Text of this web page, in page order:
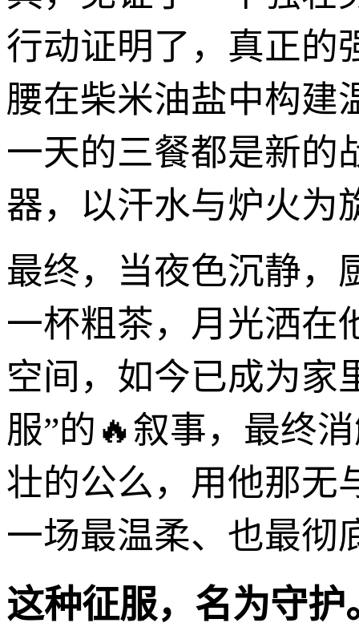
行动证明了，真正的
腰在柴米油盐中构建
一天的三餐都是新的
器，以汗水与炉火为
最终，当夜色沉静，
一杯粗茶，月光洒在
空间，如今已成为家
服”的🔥叙事，最终
壮的公么，用他那无
一场最温柔、也最彻
这种征服，名为守护